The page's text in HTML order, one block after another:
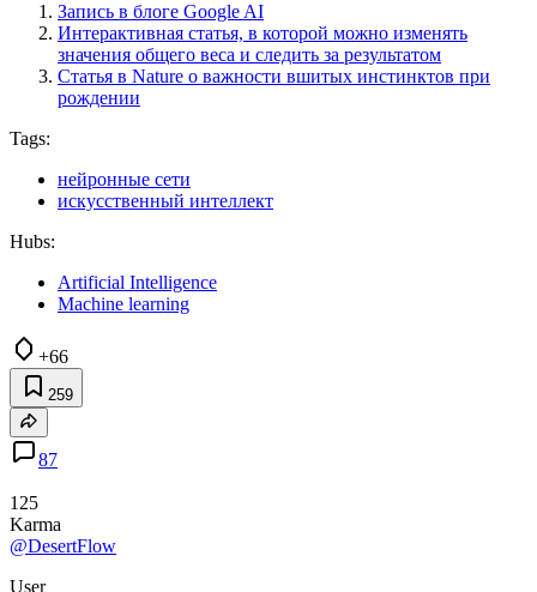
Запись в блоге Google AI
Интерактивная статья, в которой можно изменять
значения общего веса и следить за результатом
Статья в Nature о важности вшитых инстинктов при
рождении
Tags:
нейронные сети
искусственный интеллект
Hubs:
Artificial Intelligence
Machine learning
+66
259
87
125
Karma
@DesertFlow
User